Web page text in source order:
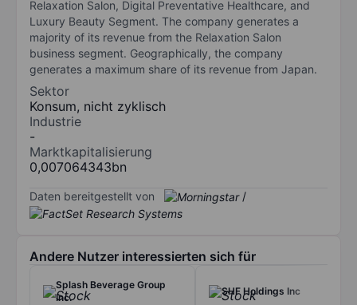
Relaxation Salon, Digital Preventative Healthcare, and
Luxury Beauty Segment. The company generates a
majority of its revenue from the Relaxation Salon
business segment. Geographically, the company
generates a maximum share of its revenue from Japan.
Sektor
Konsum, nicht zyklisch
Industrie
-
Marktkapitalisierung
0,007064343bn
Daten bereitgestellt von /
Andere Nutzer interessierten sich für
Splash Beverage Group
Inc.
SHF Holdings Inc